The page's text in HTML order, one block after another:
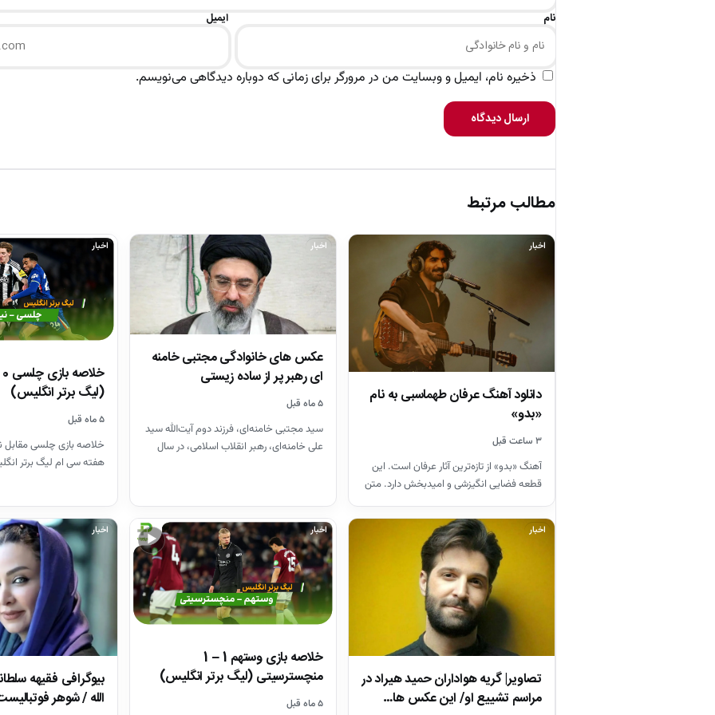
نام ایمیل
ذخیره نام، ایمیل و وبسایت من در مرورگر برای زمانی که دوباره دیدگاهی می‌نویسم.
ارسال دیدگاه
مطالب مرتبط
اخبار
دانلود آهنگ عرفان طهماسبی به نام
«بدو»
۳ ساعت قبل
آهنگ «بدو» از تازه‌ترین آثار عرفان است. این
قطعه فضایی انگیزشی و امیدبخش دارد. متن
اخبار
عکس های خانوادگی مجتبی خامنه
ای رهبر پر از ساده زیستی
۵ ماه قبل
سید مجتبی خامنه‌ای، فرزند دوم آیت‌الله سید
علی خامنه‌ای، رهبر انقلاب اسلامی، در سال
اخبار
(لیگ برتر انگلیس)
۵ ماه قبل
خلاصه بازی چلسی
اخبار
تصاویر| گریه هواداران حمید هیراد در
مراسم تشییع او/ این عکس ها…
▶
اخبار
خلاصه بازی وستهم 1 – 1
منچسترسیتی (لیگ برتر انگلیس)
۵ ماه قبل
اخبار
بیوگرافی فقیهه
الله / شوهر